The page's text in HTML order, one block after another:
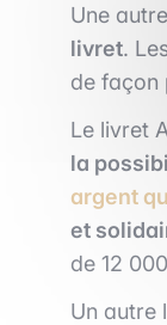
Une
livret.
de façon
Le livret
la
argent
et
de 12
Un autre